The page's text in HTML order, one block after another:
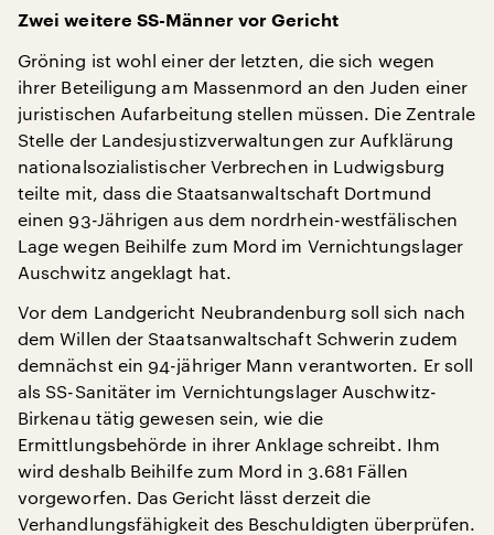
Zwei weitere SS-Männer vor Gericht
Gröning ist wohl einer der letzten, die sich wegen
ihrer Beteiligung am Massenmord an den Juden einer
juristischen Aufarbeitung stellen müssen. Die Zentrale
Stelle der Landesjustizverwaltungen zur Aufklärung
nationalsozialistischer Verbrechen in Ludwigsburg
teilte mit, dass die Staatsanwaltschaft Dortmund
einen 93-Jährigen aus dem nordrhein-westfälischen
Lage wegen Beihilfe zum Mord im Vernichtungslager
Auschwitz angeklagt hat.
Vor dem Landgericht Neubrandenburg soll sich nach
dem Willen der Staatsanwaltschaft Schwerin zudem
demnächst ein 94-jähriger Mann verantworten. Er soll
als SS-Sanitäter im Vernichtungslager Auschwitz-
Birkenau tätig gewesen sein, wie die
Ermittlungsbehörde in ihrer Anklage schreibt. Ihm
wird deshalb Beihilfe zum Mord in 3.681 Fällen
vorgeworfen. Das Gericht lässt derzeit die
Verhandlungsfähigkeit des Beschuldigten überprüfen.